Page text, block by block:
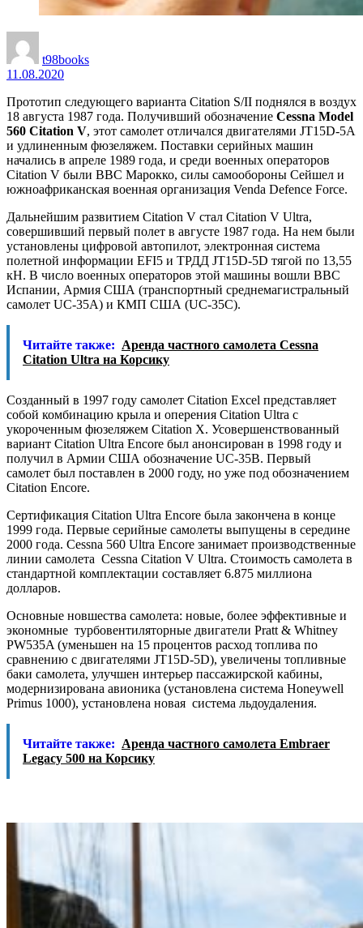
t98books
11.08.2020
Прототип следующего варианта Citation S/II поднялся в воздух
18 августа 1987 года. Получивший обозначение Cessna Model
560 Citation V, этот самолет отличался двигателями JT15D-5A
и удлиненным фюзеляжем. Поставки серийных машин
начались в апреле 1989 года, и среди военных операторов
Citation V были ВВС Марокко, силы самообороны Сейшел и
южноафриканская военная организация Venda Defence Force.
Дальнейшим развитием Citation V стал Citation V Ultra,
совершивший первый полет в августе 1987 года. На нем были
установлены цифровой автопилот, электронная система
полетной информации EFI5 и ТРДД JT15D-5D тягой по 13,55
кН. В число военных операторов этой машины вошли ВВС
Испании, Армия США (транспортный среднемагистральный
самолет UC-35A) и КМП США (UC-35C).
Читайте также: Аренда частного самолета Cessna
Citation Ultra на Корсику
Созданный в 1997 году самолет Citation Excel представляет
собой комбинацию крыла и оперения Citation Ultra с
укороченным фюзеляжем Citation X. Усовершенствованный
вариант Citation Ultra Encore был анонсирован в 1998 году и
получил в Армии США обозначение UC-35B. Первый
самолет был поставлен в 2000 году, но уже под обозначением
Citation Encore.
Сертификация Citation Ultra Encore была закончена в конце
1999 года. Первые серийные самолеты выпущены в середине
2000 года. Cessna 560 Ultra Encore занимает производственные
линии самолета Cessna Citation V Ultra. Стоимость самолета в
стандартной комплектации составляет 6.875 миллиона
долларов.
Основные новшества самолета: новые, более эффективные и
экономные турбовентиляторные двигатели Pratt & Whitney
PW535A (уменьшен на 15 процентов расход топлива по
сравнению с двигателями JT15D-5D), увеличены топливные
баки самолета, улучшен интерьер пассажирской кабины,
модернизирована авионика (установлена система Honeywell
Primus 1000), установлена новая система льдоудаления.
Читайте также: Аренда частного самолета Embraer
Legacy 500 на Корсику